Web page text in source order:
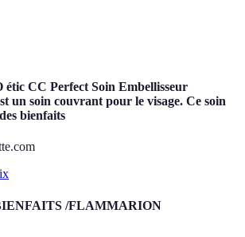
CC Perfect Soin Embellisseur
un soin couvrant pour le visage. Ce soin
bienfaits
/FLAMMARION